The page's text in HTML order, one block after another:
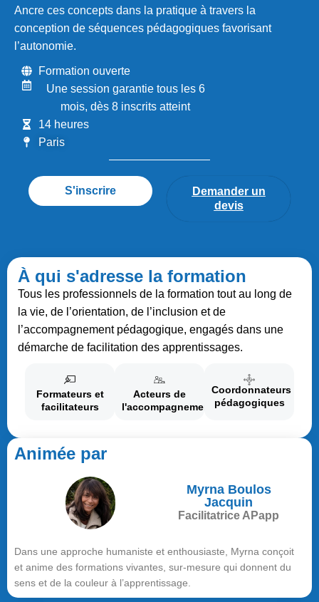
Ancre ces concepts dans la pratique à travers la
conception de séquences pédagogiques favorisant
l’autonomie.
Formation ouverte
Une session garantie tous les 6
mois, dès 8 inscrits atteint
14 heures
Paris
S'inscrire
Demander un
devis
À qui s'adresse la formation
Tous les professionnels de la formation tout au long de
la vie, de l’orientation, de l’inclusion et de
l’accompagnement pédagogique, engagés dans une
démarche de facilitation des apprentissages.
Formateurs et
facilitateurs
Acteurs de
l'accompagnement
Coordonnateurs
pédagogiques
Animée par
Myrna Boulos
Jacquin
Facilitatrice APapp
Dans une approche humaniste et enthousiaste, Myrna conçoit
et anime des formations vivantes, sur-mesure qui donnent du
sens et de la couleur à l’apprentissage.